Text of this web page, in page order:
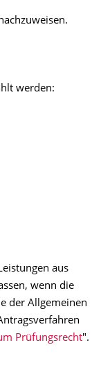
werden:
aus
wenn die
der Allgemeinen
Prüfungsrecht".